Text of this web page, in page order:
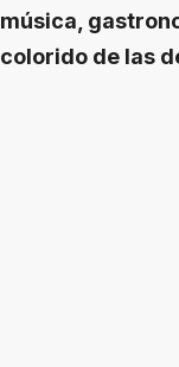
música,
colorido de las